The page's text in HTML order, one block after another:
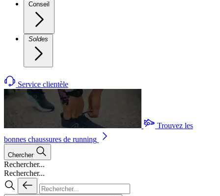
Conseil
Soldes
Service clientèle
Trouvez les
bonnes chaussures de running
Chercher
Rechercher...
Rechercher...